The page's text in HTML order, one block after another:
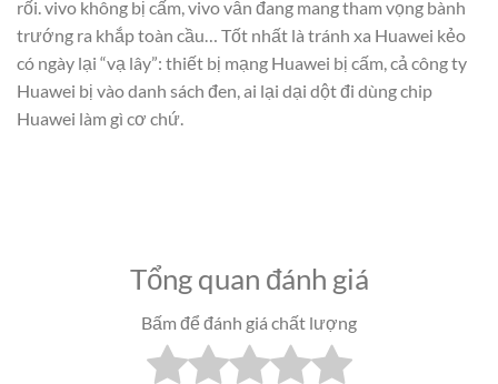
rối. vivo không bị cấm, vivo vẫn đang mang tham vọng bành
trướng ra khắp toàn cầu… Tốt nhất là tránh xa Huawei kẻo
có ngày lại “vạ lây”: thiết bị mạng Huawei bị cấm, cả công ty
Huawei bị vào danh sách đen, ai lại dại dột đi dùng chip
Huawei làm gì cơ chứ.
Tổng quan đánh giá
Bấm để đánh giá chất lượng